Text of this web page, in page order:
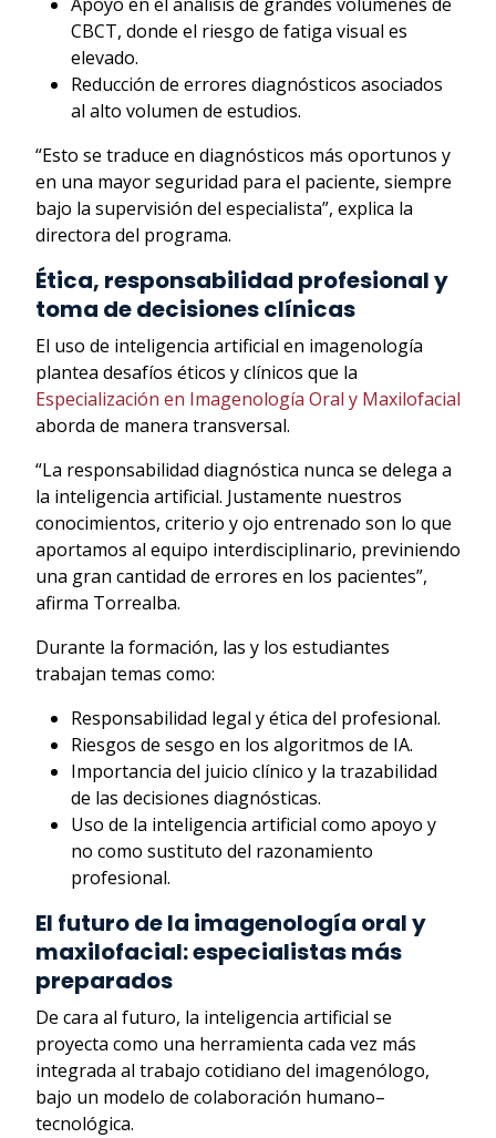
CBCT, donde el riesgo de fatiga visual es
elevado.
Reducción de errores diagnósticos asociados
al alto volumen de estudios.
“Esto se traduce en diagnósticos más oportunos y
en una mayor seguridad para el paciente, siempre
bajo la supervisión del especialista”, explica la
directora del programa.
Ética, responsabilidad profesional y
toma de decisiones clínicas
El uso de inteligencia artificial en imagenología
plantea desafíos éticos y clínicos que la
Especialización en Imagenología Oral y Maxilofacial
aborda de manera transversal.
“La responsabilidad diagnóstica nunca se delega a
la inteligencia artificial. Justamente nuestros
conocimientos, criterio y ojo entrenado son lo que
aportamos al equipo interdisciplinario, previniendo
una gran cantidad de errores en los pacientes”,
afirma Torrealba.
Durante la formación, las y los estudiantes
trabajan temas como:
Responsabilidad legal y ética del profesional.
Riesgos de sesgo en los algoritmos de IA.
Importancia del juicio clínico y la trazabilidad
de las decisiones diagnósticas.
Uso de la inteligencia artificial como apoyo y
no como sustituto del razonamiento
profesional.
El futuro de la imagenología oral y
maxilofacial: especialistas más
preparados
De cara al futuro, la inteligencia artificial se
proyecta como una herramienta cada vez más
integrada al trabajo cotidiano del imagenólogo,
bajo un modelo de colaboración humano–
tecnológica.